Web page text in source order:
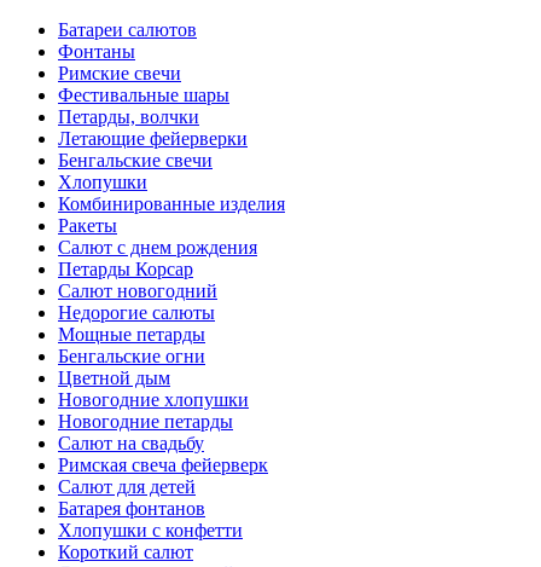
Батареи салютов
Фонтаны
Римские свечи
Фестивальные шары
Петарды, волчки
Летающие фейерверки
Бенгальские свечи
Хлопушки
Комбинированные изделия
Ракеты
Салют с днем рождения
Петарды Корсар
Салют новогодний
Недорогие салюты
Мощные петарды
Бенгальские огни
Цветной дым
Новогодние хлопушки
Новогодние петарды
Салют на свадьбу
Римская свеча фейерверк
Салют для детей
Батарея фонтанов
Хлопушки с конфетти
Короткий салют